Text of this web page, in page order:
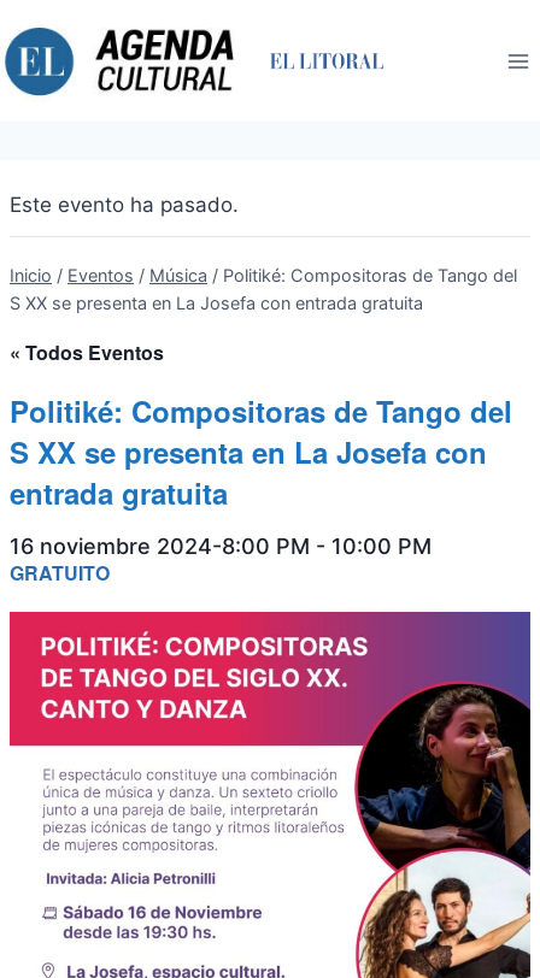
al
contenido
Este evento ha pasado.
Inicio / Eventos / Música / Politiké: Compositoras de Tango del
S XX se presenta en La Josefa con entrada gratuita
« Todos Eventos
Politiké: Compositoras de Tango del
S XX se presenta en La Josefa con
entrada gratuita
16 noviembre 2024-8:00 PM - 10:00 PM
GRATUITO